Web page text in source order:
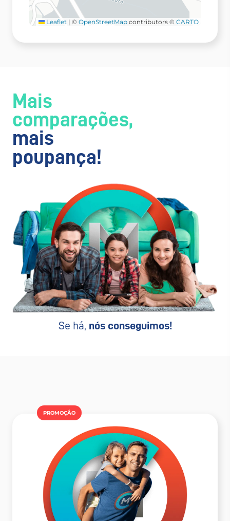
Leaflet | © OpenStreetMap contributors © CARTO
Mais
comparações,
mais
poupança!
Se há, nós conseguimos!
PROMOÇÂO